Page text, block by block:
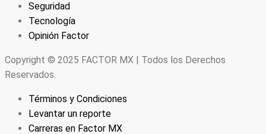
Seguridad
Tecnología
Opinión Factor
Copyright © 2025 FACTOR MX | Todos los Derechos
Reservados.
Términos y Condiciones
Levantar un reporte
Carreras en Factor MX